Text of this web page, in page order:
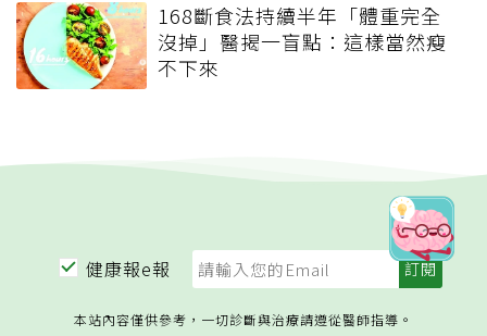
168斷食法持續半年「體重完全
沒掉」醫揭一盲點：這樣當然瘦
不下來
健康報e報
本站內容僅供參考，一切診斷與治療請遵從醫師指導。